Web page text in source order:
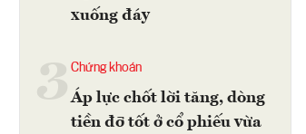
xuống đáy
Chứng khoán
Áp lực chốt lời tăng, dòng
tiền đỡ tốt ở cổ phiếu vừa